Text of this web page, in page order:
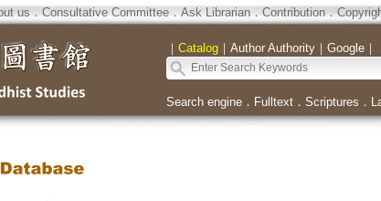
us．Consultative Committee．Ask Librarian．Contribution．
｜ Catalog｜ Author Authority｜ Google｜
Search engine． Fulltext． Scriptures ．